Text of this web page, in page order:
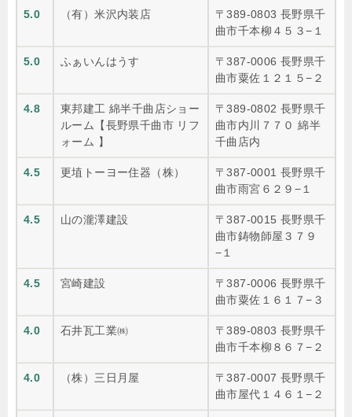
5.0 （有）米沢内装店
〒389-0803 長野県千
曲市千本柳４５３−１
5.0 ふぁいんはうす
〒387-0006 長野県千
曲市粟佐１２１５−２
4.8
東邦建工 綿半千曲店ショー
ルーム【長野県千曲市 リフ
ォーム 】
〒389-0802 長野県千
曲市内川７７０ 綿半
千曲店内
4.5 更埴トーヨー住器（株）
〒387-0001 長野県千
曲市雨宮６２９−１
4.5 山の瀧澤建設
〒387-0015 長野県千
曲市鋳物師屋３７９
−１
4.5 宮崎建設
〒387-0006 長野県千
曲市粟佐１６１７−３
4.0 石井瓦工業㈱
〒389-0803 長野県千
曲市千本柳８６７−２
4.0 （株）三日月屋
〒387-0007 長野県千
曲市屋代１４６１−２